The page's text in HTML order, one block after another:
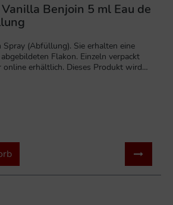
Benjoin 5 ml Eau de
Sie erhalten eine
Flakon. Einzeln verpackt
Dieses Produkt wird